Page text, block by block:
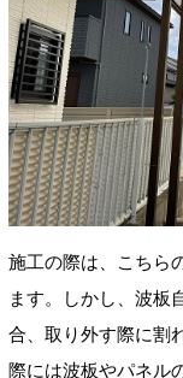
施工の際は、こちら
ます。しかし、波板
合、取り外す際に割
際には波板やパネル